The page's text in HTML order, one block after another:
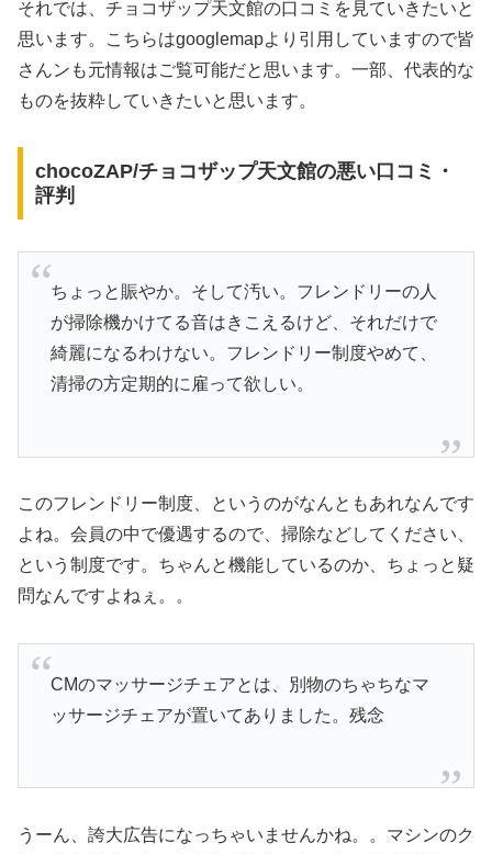
それでは、チョコザップ天文館の口コミを見ていきたいと
思います。こちらはgooglemapより引用していますので皆
さんンも元情報はご覧可能だと思います。一部、代表的な
ものを抜粋していきたいと思います。
chocoZAP/チョコザップ天文館の悪い口コミ・
評判
ちょっと賑やか。そして汚い。フレンドリーの人
が掃除機かけてる音はきこえるけど、それだけで
綺麗になるわけない。フレンドリー制度やめて、
清掃の方定期的に雇って欲しい。
このフレンドリー制度、というのがなんともあれなんです
よね。会員の中で優遇するので、掃除などしてください、
という制度です。ちゃんと機能しているのか、ちょっと疑
問なんですよねぇ。。
CMのマッサージチェアとは、別物のちゃちなマ
ッサージチェアが置いてありました。残念
うーん、誇大広告になっちゃいませんかね。。マシンのク